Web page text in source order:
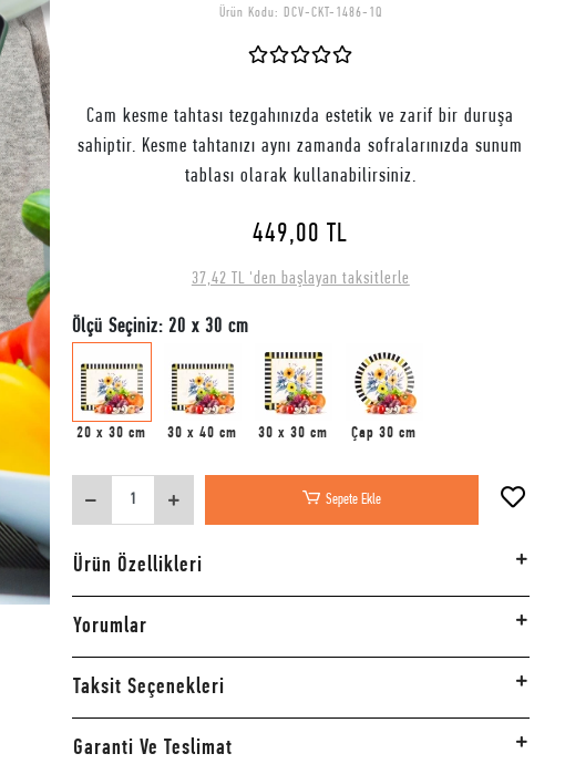
Ürün Kodu: DCV-CKT-1486-1Q
Cam kesme tahtası tezgahınızda estetik ve zarif bir duruşa
sahiptir. Kesme tahtanızı aynı zamanda sofralarınızda sunum
tablası olarak kullanabilirsiniz.
449,00 TL
37,42 TL 'den başlayan taksitlerle
Ölçü Seçiniz: 20 x 30 cm
20 x 30 cm 30 x 40 cm 30 x 30 cm Çap 30 cm
Sepete Ekle
Ürün Özellikleri
Yorumlar
Taksit Seçenekleri
Garanti Ve Teslimat